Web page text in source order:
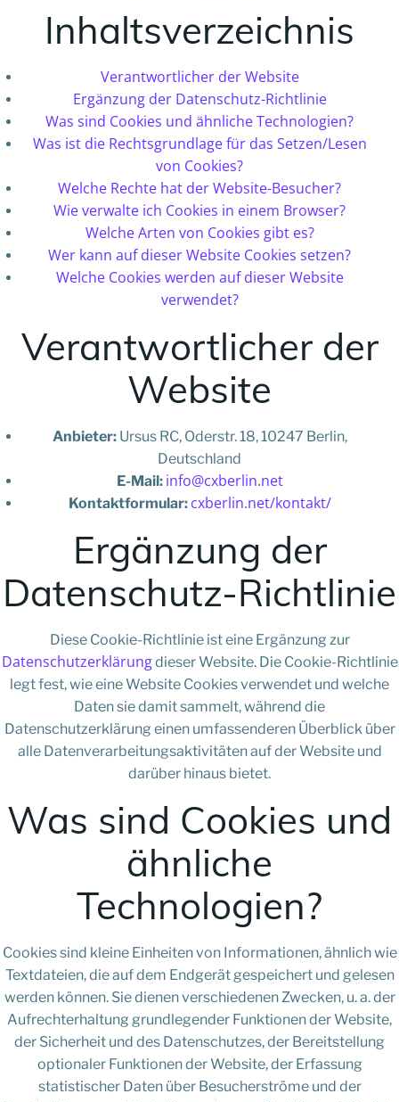
Inhaltsverzeichnis
Verantwortlicher der Website
Ergänzung der Datenschutz-Richtlinie
Was sind Cookies und ähnliche Technologien?
Was ist die Rechtsgrundlage für das Setzen/Lesen
von Cookies?
Welche Rechte hat der Website-Besucher?
Wie verwalte ich Cookies in einem Browser?
Welche Arten von Cookies gibt es?
Wer kann auf dieser Website Cookies setzen?
Welche Cookies werden auf dieser Website
verwendet?
Verantwortlicher der
Website
Anbieter: Ursus RC, Oderstr. 18, 10247 Berlin,
Deutschland
E-Mail: info@cxberlin.net
Kontaktformular: cxberlin.net/kontakt/
Ergänzung der
Datenschutz-Richtlinie
Diese Cookie-Richtlinie ist eine Ergänzung zur
Datenschutzerklärungdieser Website. Die Cookie-Richtlinie
legt fest, wie eine Website Cookies verwendet und welche
Daten sie damit sammelt, während die
Datenschutzerklärung einen umfassenderen Überblick über
alle Datenverarbeitungsaktivitäten auf der Website und
darüber hinaus bietet.
Was sind Cookies und
ähnliche
Technologien?
Cookies sind kleine Einheiten von Informationen, ähnlich wie
Textdateien, die auf dem Endgerät gespeichert und gelesen
werden können. Sie dienen verschiedenen Zwecken, u. a. der
Aufrechterhaltung grundlegender Funktionen der Website,
der Sicherheit und des Datenschutzes, der Bereitstellung
optionaler Funktionen der Website, der Erfassung
statistischer Daten über Besucherströme und der